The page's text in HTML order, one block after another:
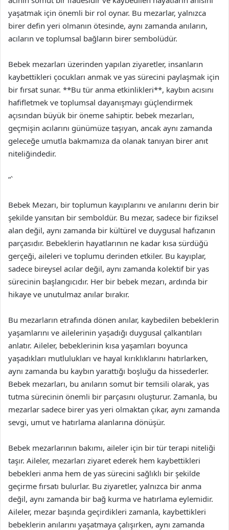
yaşatmak için önemli bir rol oynar. Bu mezarlar, yalnızca
birer defin yeri olmanın ötesinde, aynı zamanda anıların,
acıların ve toplumsal bağların birer sembolüdür.
Bebek mezarları üzerinden yapılan ziyaretler, insanların
kaybettikleri çocukları anmak ve yas sürecini paylaşmak için
bir fırsat sunar. **Bu tür anma etkinlikleri**, kaybın acısını
hafifletmek ve toplumsal dayanışmayı güçlendirmek
açısından büyük bir öneme sahiptir. bebek mezarları,
geçmişin acılarını günümüze taşıyan, ancak aynı zamanda
geleceğe umutla bakmamıza da olanak tanıyan birer anıt
niteliğindedir.
“`
Bebek Mezarı, bir toplumun kayıplarını ve anılarını derin bir
şekilde yansıtan bir semboldür. Bu mezar, sadece bir fiziksel
alan değil, aynı zamanda bir kültürel ve duygusal hafızanın
parçasıdır. Bebeklerin hayatlarının ne kadar kısa sürdüğü
gerçeği, aileleri ve toplumu derinden etkiler. Bu kayıplar,
sadece bireysel acılar değil, aynı zamanda kolektif bir yas
sürecinin başlangıcıdır. Her bir bebek mezarı, ardında bir
hikaye ve unutulmaz anılar bırakır.
Bu mezarların etrafında dönen anılar, kaybedilen bebeklerin
yaşamlarını ve ailelerinin yaşadığı duygusal çalkantıları
anlatır. Aileler, bebeklerinin kısa yaşamları boyunca
yaşadıkları mutlulukları ve hayal kırıklıklarını hatırlarken,
aynı zamanda bu kaybın yarattığı boşluğu da hissederler.
Bebek mezarları, bu anıların somut bir temsili olarak, yas
tutma sürecinin önemli bir parçasını oluşturur. Zamanla, bu
mezarlar sadece birer yas yeri olmaktan çıkar, aynı zamanda
sevgi, umut ve hatırlama alanlarına dönüşür.
Bebek mezarlarının bakımı, aileler için bir tür terapi niteliği
taşır. Aileler, mezarları ziyaret ederek hem kaybettikleri
bebekleri anma hem de yas sürecini sağlıklı bir şekilde
geçirme fırsatı bulurlar. Bu ziyaretler, yalnızca bir anma
değil, aynı zamanda bir bağ kurma ve hatırlama eylemidir.
Aileler, mezar başında geçirdikleri zamanla, kaybettikleri
bebeklerin anılarını yaşatmaya çalışırken, aynı zamanda